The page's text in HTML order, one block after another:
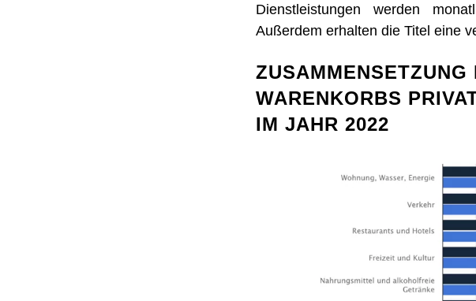
Dienstleistungen werden
Außerdem erhalten die Titel eine
ZUSAMMENSETZUNG
WARENKORBS
IM JAHR 2022